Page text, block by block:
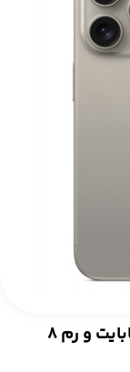
آیفون ۱۵ پرو مکس با حافظه ۲۵۶ گیگابایت و رم ۸